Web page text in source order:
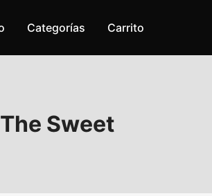
Categorías Carrito
The Sweet